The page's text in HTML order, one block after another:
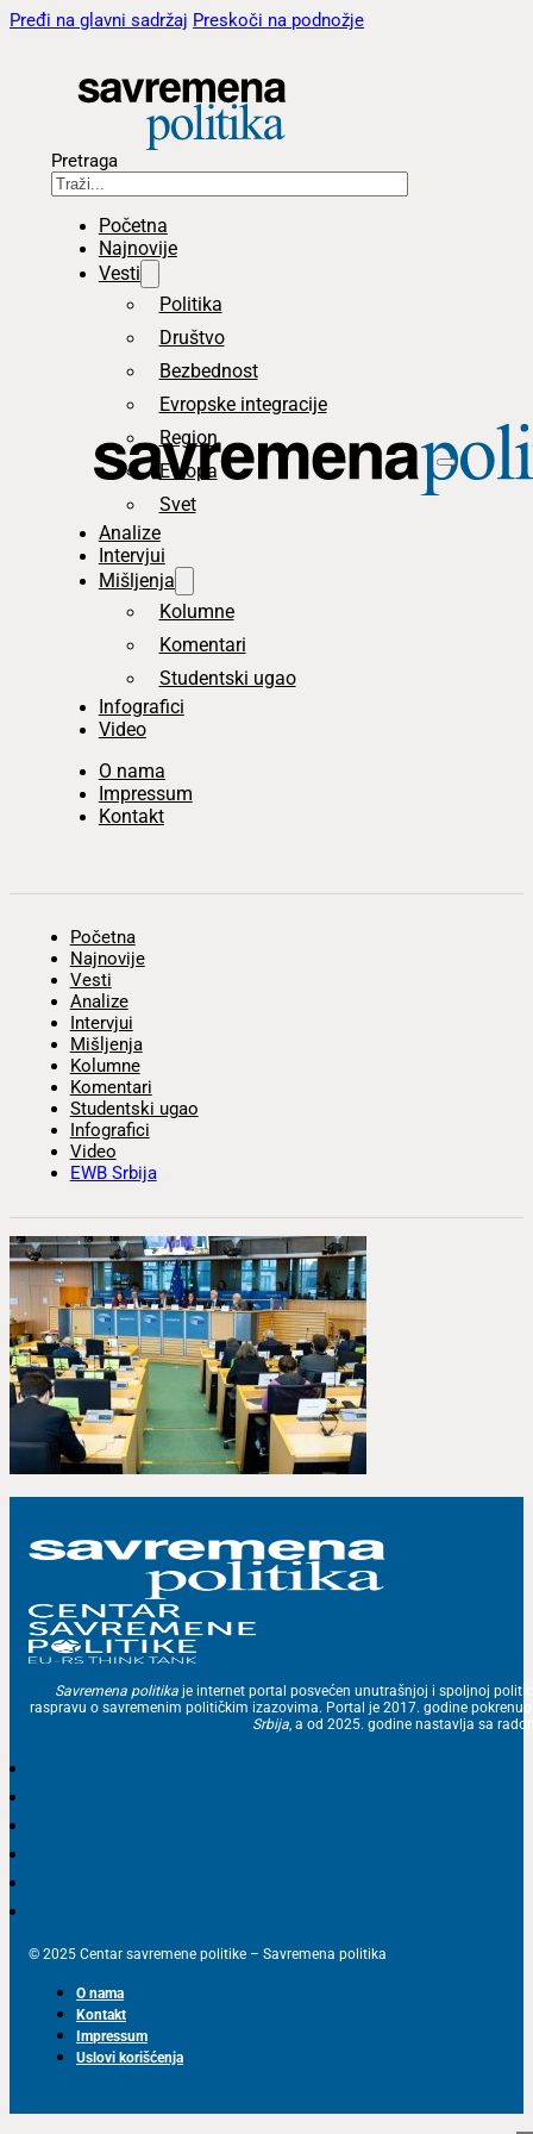
Pređi na glavni sadržaj Preskoči na podnožje
Pretraga
Početna
Najnovije
Vesti
Politika
Društvo
Bezbednost
Evropske integracije
Region
Evropa
Svet
Analize
Intervjui
Mišljenja
Kolumne
Komentari
Studentski ugao
Infografici
Video
O nama
Impressum
Kontakt
Početna
Najnovije
Vesti
Analize
Intervjui
Mišljenja
Kolumne
Komentari
Studentski ugao
Infografici
Video
EWB Srbija
Savremena politika je internet portal posvećen unutrašnjoj i spoljnoj
raspravu o savremenim političkim izazovima. Portal je 2017. godine
Srbija, a od 2025. godine nastavlja sa
© 2025 Centar savremene politike – Savremena politika
O nama
Kontakt
Impressum
Uslovi korišćenja